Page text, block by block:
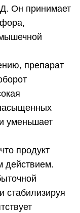
Он принимает
препарат
уменьшает
продукт
действием.
стабилизируя